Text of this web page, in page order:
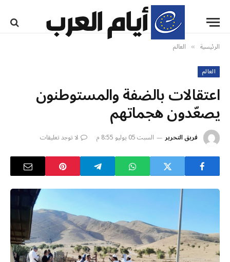
الرئيسية » العالم
العالم
اعتقالات بالضفة والمستوطنون
يصعّدون هجماتهم
فريق التحرير السبت 05 يوليو 8:55 م لا توجد تعليقات